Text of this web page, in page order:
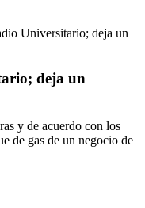
Universitario; deja un
deja un
y de acuerdo con los
de gas de un negocio de